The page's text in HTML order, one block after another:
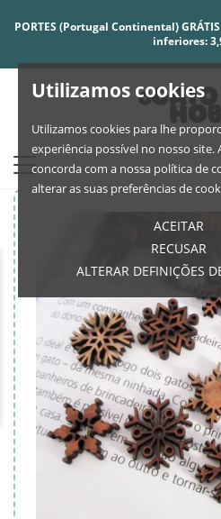
Utilizamos cookies
Utilizamos cookies para lhe
experiência possível no nosso site.
concorda com a nossa política de
alterar as suas preferências de
ACEITAR
RECUSAR
ALTERAR DEFINIÇÕES
PORTES (Portugal Continental)
inferiores: